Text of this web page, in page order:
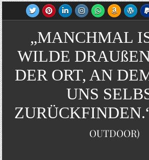
„MANCHMAL
WILDE
DER ORT, AN
UNS
OUTDOOR)